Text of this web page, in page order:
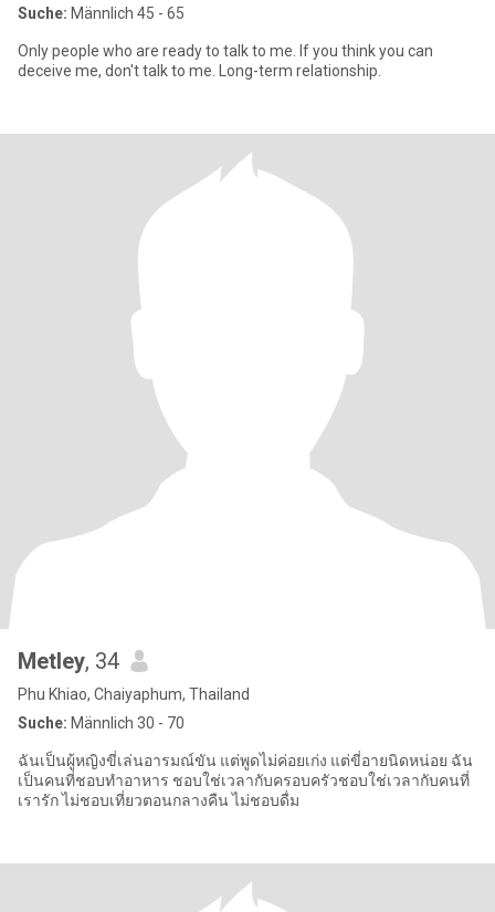
Suche: Männlich 45 - 65
Only people who are ready to talk to me. If you think you can
deceive me, don't talk to me. Long-term relationship.
Metley, 34
Phu Khiao, Chaiyaphum, Thailand
Suche: Männlich 30 - 70
ฉันเป็นผู้หญิงขี่เล่นอารมณ์ขัน แต่พูดไม่ค่อยเก่ง แต่ขี่อายนิดหน่อย ฉัน
เป็นคนที่ชอบทำอาหาร ชอบใช่เวลากับครอบครัวชอบใช่เวลากับคนที่
เรารัก ไม่ชอบเที่ยวตอนกลางคืน ไม่ชอบดื่ม